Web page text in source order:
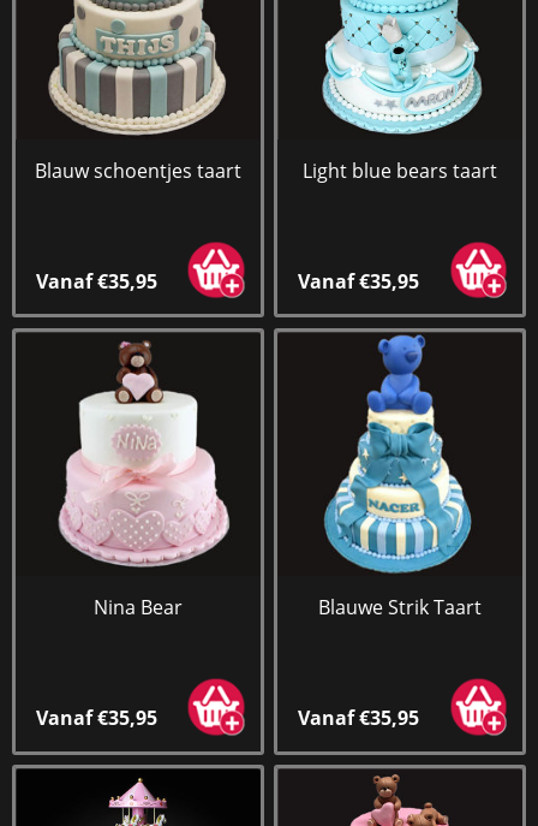
Blauw schoentjes taart
Vanaf €35,95
Light blue bears taart
Vanaf €35,95
Nina Bear
Vanaf €35,95
Blauwe Strik Taart
Vanaf €35,95